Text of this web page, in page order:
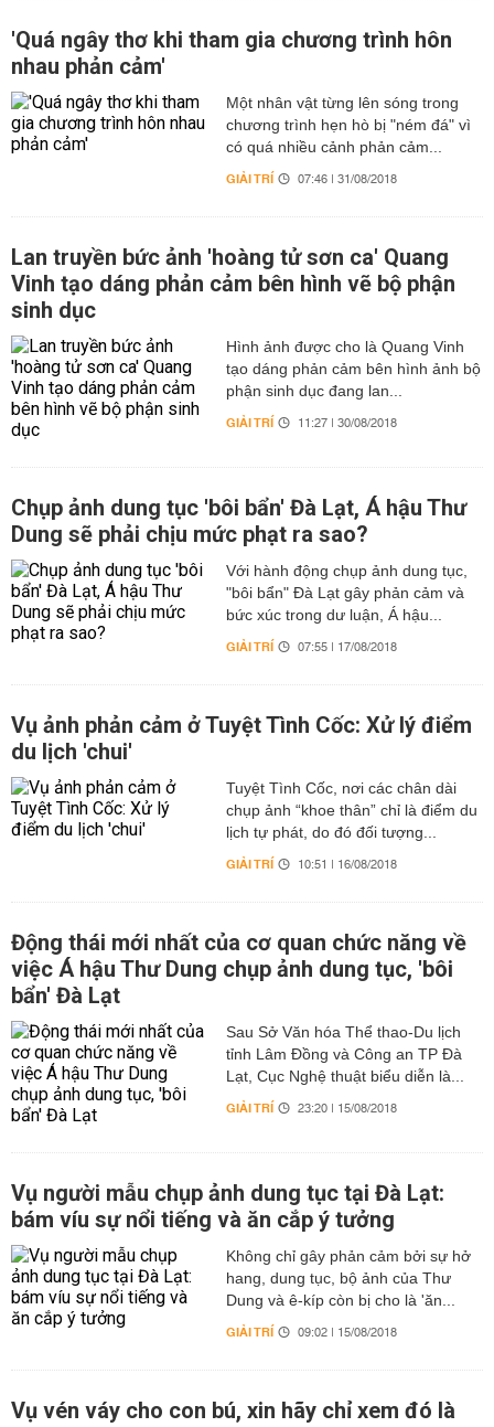
'Quá ngây thơ khi tham gia chương trình hôn
nhau phản cảm'
Một nhân vật từng lên sóng trong
chương trình hẹn hò bị "ném đá" vì
có quá nhiều cảnh phản cảm...
GIẢI TRÍ 07:46 | 31/08/2018
Lan truyền bức ảnh 'hoàng tử sơn ca' Quang
Vinh tạo dáng phản cảm bên hình vẽ bộ phận
sinh dục
Hình ảnh được cho là Quang Vinh
tạo dáng phản cảm bên hình ảnh bộ
phận sinh dục đang lan...
GIẢI TRÍ 11:27 | 30/08/2018
Chụp ảnh dung tục 'bôi bẩn' Đà Lạt, Á hậu Thư
Dung sẽ phải chịu mức phạt ra sao?
Với hành động chụp ảnh dung tục,
"bôi bẩn" Đà Lạt gây phản cảm và
bức xúc trong dư luận, Á hậu...
GIẢI TRÍ 07:55 | 17/08/2018
Vụ ảnh phản cảm ở Tuyệt Tình Cốc: Xử lý điểm
du lịch 'chui'
Tuyệt Tình Cốc, nơi các chân dài
chụp ảnh “khoe thân” chỉ là điểm du
lịch tự phát, do đó đối tượng...
GIẢI TRÍ 10:51 | 16/08/2018
Động thái mới nhất của cơ quan chức năng về
việc Á hậu Thư Dung chụp ảnh dung tục, 'bôi
bẩn' Đà Lạt
Sau Sở Văn hóa Thể thao-Du lịch
tỉnh Lâm Đồng và Công an TP Đà
Lạt, Cục Nghệ thuật biểu diễn là...
GIẢI TRÍ 23:20 | 15/08/2018
Vụ người mẫu chụp ảnh dung tục tại Đà Lạt:
bám víu sự nổi tiếng và ăn cắp ý tưởng
Không chỉ gây phản cảm bởi sự hở
hang, dung tục, bộ ảnh của Thư
Dung và ê-kíp còn bị cho là 'ăn...
GIẢI TRÍ 09:02 | 15/08/2018
Vụ vén váy cho con bú, xin hãy chỉ xem đó là